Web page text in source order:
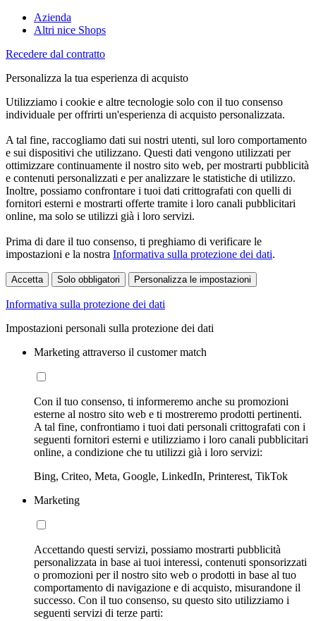
Azienda
Altri nice Shops
Recedere dal contratto
Personalizza la tua esperienza di acquisto
Utilizziamo i cookie e altre tecnologie solo con il tuo consenso
individuale per offrirti un'esperienza di acquisto personalizzata.
A tal fine, raccogliamo dati sui nostri utenti, sul loro comportamento
e sui dispositivi che utilizzano. Questi dati vengono utilizzati per
ottimizzare continuamente il nostro sito web, per mostrarti pubblicità
e contenuti personalizzati e per analizzare le statistiche di utilizzo.
Inoltre, possiamo confrontare i tuoi dati crittografati con quelli di
fornitori esterni e mostrarti offerte tramite i loro canali pubblicitari
online, ma solo se utilizzi già i loro servizi.
Prima di dare il tuo consenso, ti preghiamo di verificare le
impostazioni e la nostra Informativa sulla protezione dei dati.
Accetta Solo obbligatori Personalizza le impostazioni
Informativa sulla protezione dei dati
Impostazioni personali sulla protezione dei dati
Marketing attraverso il customer match
Con il tuo consenso, ti informeremo anche su promozioni
esterne al nostro sito web e ti mostreremo prodotti pertinenti.
A tal fine, confrontiamo i tuoi dati personali crittografati con i
seguenti fornitori esterni e utilizziamo i loro canali pubblicitari
online, a condizione che tu utilizzi già i loro servizi:
Bing, Criteo, Meta, Google, LinkedIn, Printerest, TikTok
Marketing
Accettando questi servizi, possiamo mostrarti pubblicità
personalizzata in base ai tuoi interessi, contenuti sponsorizzati
o promozioni per il nostro sito web o prodotti in base al tuo
comportamento di navigazione e di acquisto, misurandone il
successo. Con il tuo consenso, su questo sito utilizziamo i
seguenti servizi di terze parti: